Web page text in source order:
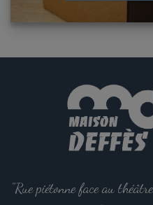
"Rue piétonne face au